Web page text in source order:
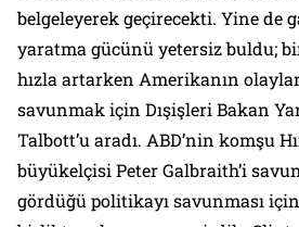
belgeleyerek geçirecekti. Yine de
yaratma gücünü yetersiz buldu;
hızla artarken Amerikanın
savunmak için Dışişleri Bakan
Talbott’u aradı. ABD’nin komşu
büyükelçisi Peter Galbraith’i
gördüğü politikayı savunması için